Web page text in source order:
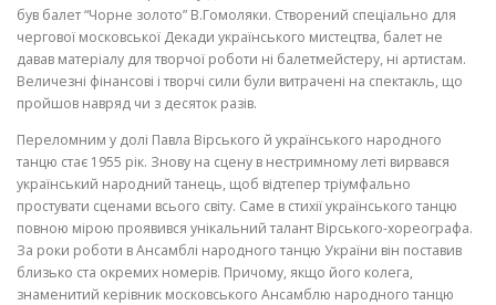
був балет “Чорне золото” В.Гомоляки. Створений спеціально для
чергової московської Декади українсько­го мистецтва, балет не
давав матеріалу для творчої роботи ні балетмейстеру, ні артистам.
Величезні фінансові і творчі сили були вит­рачені на спектакль, що
пройшов навряд чи з десяток разів.
Переломним у долі Павла Вірського й українського народного
танцю стає 1955 рік. Знову на сцену в нестримному леті вирвався
український на­родний танець, щоб відтепер тріумфально
простувати сценами всього світу. Саме в стихії українського танцю
повною мірою проявився унікальний талант Вірського-хореографа.
За роки роботи в Ансамблі народного танцю України він поставив
близько ста окремих номерів. Причому, якщо його колега,
знаменитий керівник московського Ансамблю народного танцю